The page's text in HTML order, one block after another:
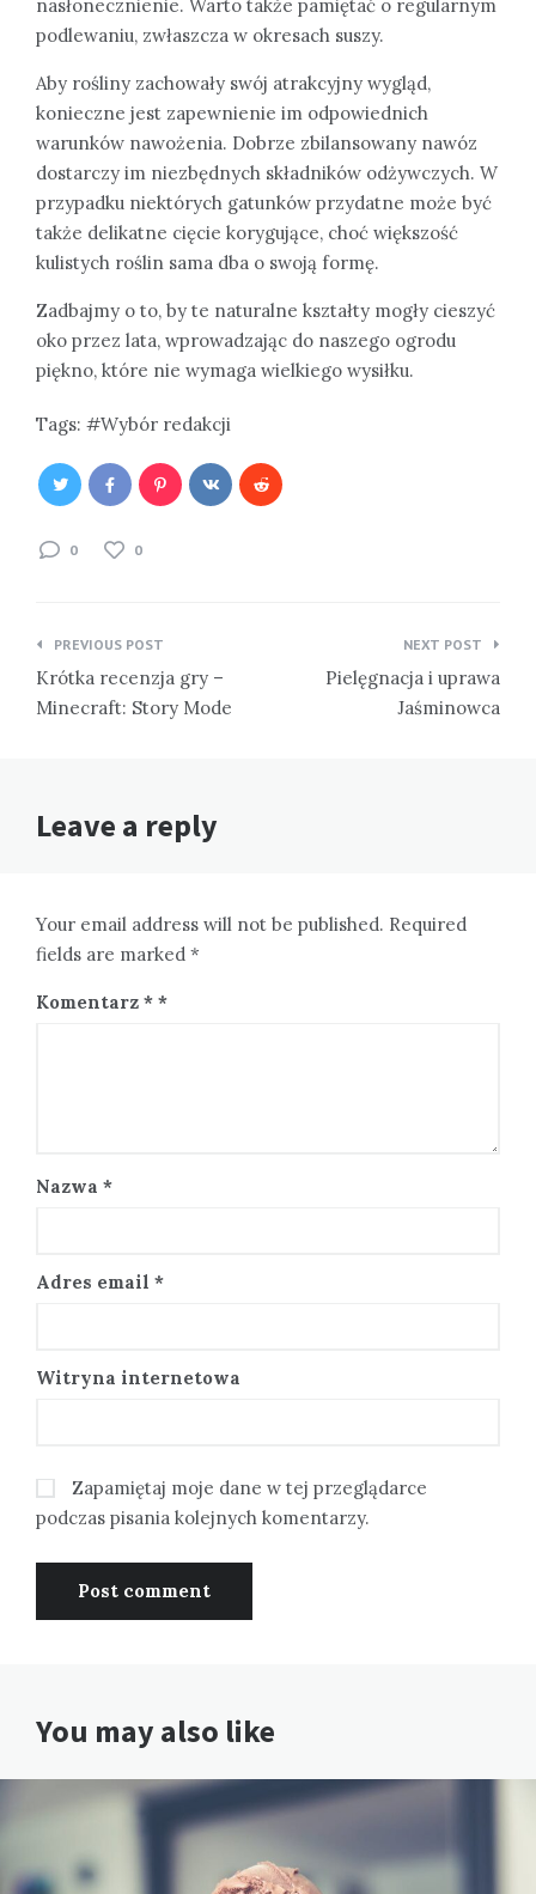
nasłonecznienie. Warto także pamiętać o regularnym
podlewaniu, zwłaszcza w okresach suszy.
Aby rośliny zachowały swój atrakcyjny wygląd,
konieczne jest zapewnienie im odpowiednich
warunków nawożenia. Dobrze zbilansowany nawóz
dostarczy im niezbędnych składników odżywczych. W
przypadku niektórych gatunków przydatne może być
także delikatne cięcie korygujące, choć większość
kulistych roślin sama dba o swoją formę.
Zadbajmy o to, by te naturalne kształty mogły cieszyć
oko przez lata, wprowadzając do naszego ogrodu
piękno, które nie wymaga wielkiego wysiłku.
Tags: Wybór redakcji
0 0
Nawigacja
wpisu
PREVIOUS POST
Krótka recenzja gry –
Minecraft: Story Mode
NEXT POST
Pielęgnacja i uprawa
Jaśminowca
Leave a reply
Your email address will not be published. Required
fields are marked *
Komentarz *
Nazwa *
Adres email *
Witryna internetowa
Zapamiętaj moje dane w tej przeglądarce
podczas pisania kolejnych komentarzy.
You may also like